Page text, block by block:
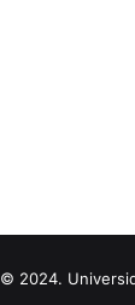
2024.